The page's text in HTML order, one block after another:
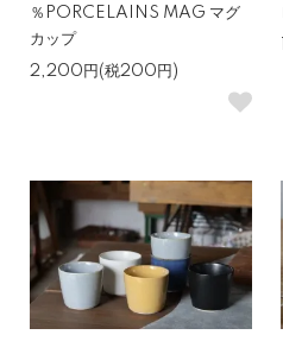
％PORCELAINS MAG マグ
カップ
2,200円(税200円)